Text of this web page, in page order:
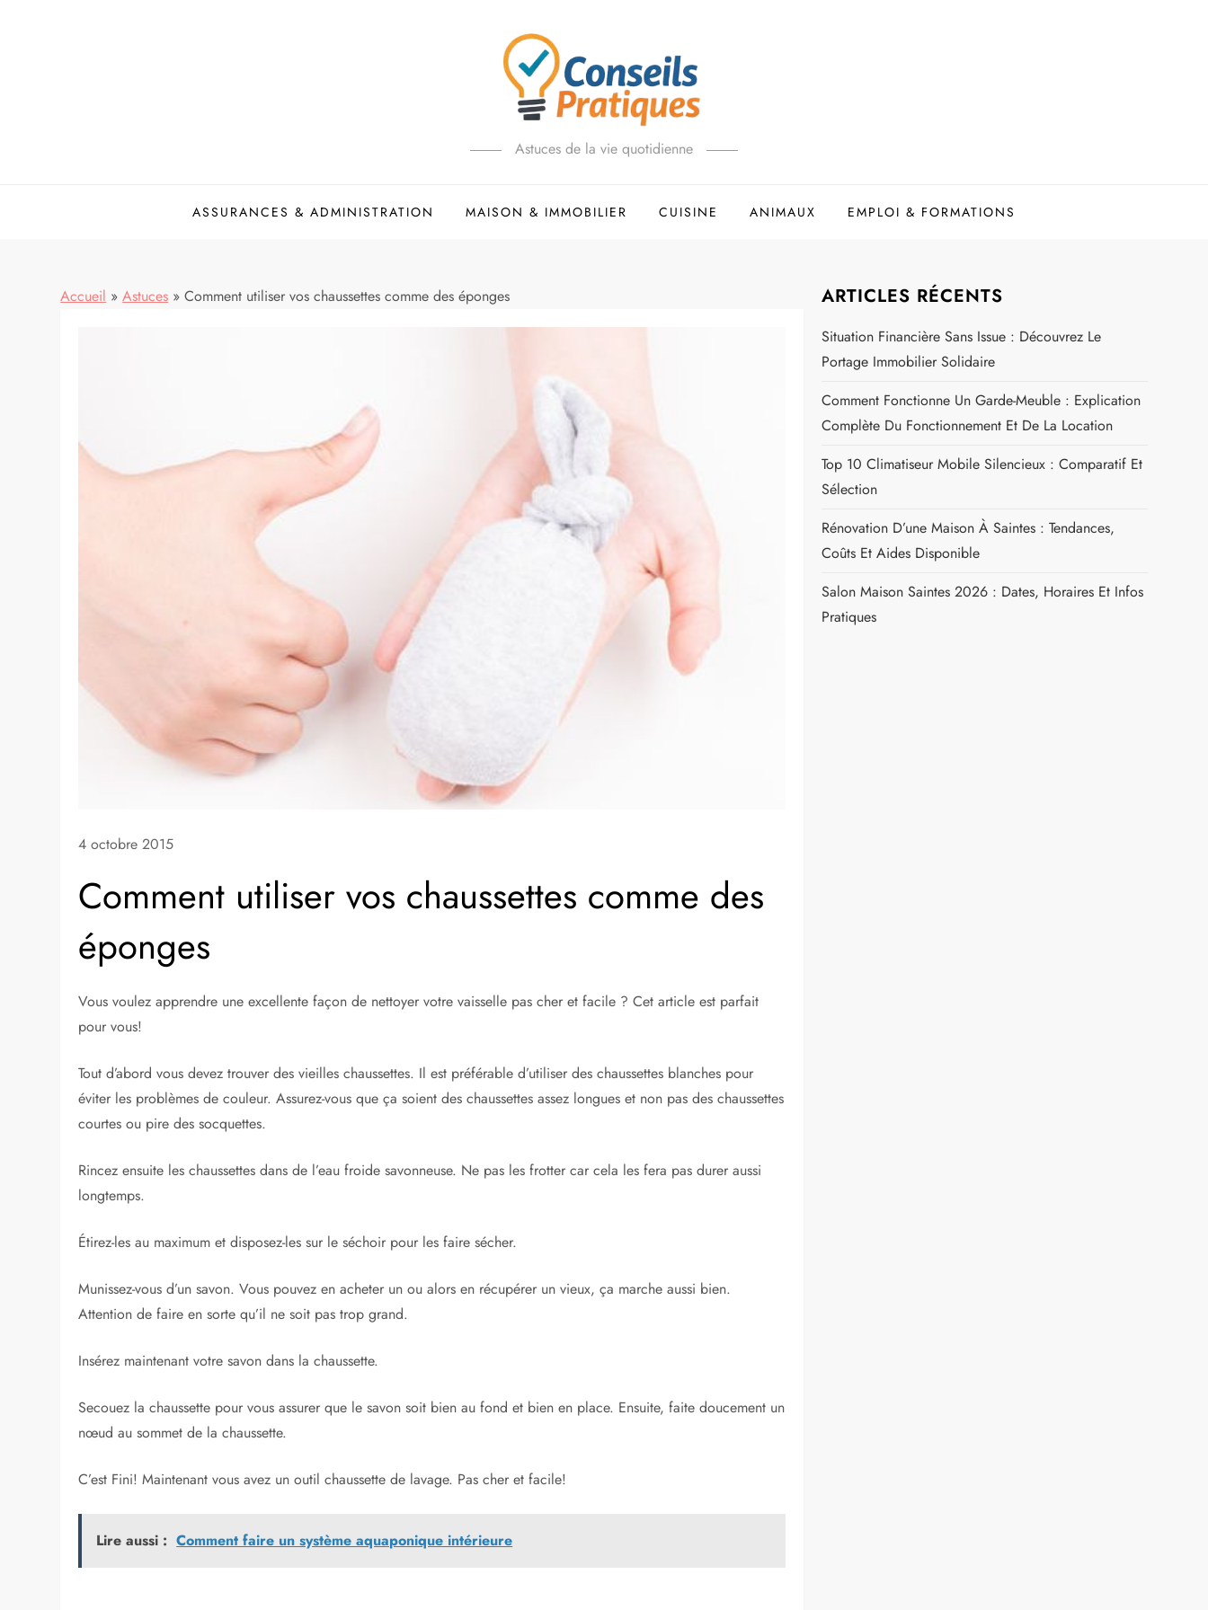
Astuces de la vie quotidienne
ASSURANCES & ADMINISTRATION MAISON & IMMOBILIER CUISINE ANIMAUX EMPLOI & FORMATIONS
Accueil »Astuces »Comment utiliser vos chaussettes comme des éponges
4 octobre 2015
Comment utiliser vos chaussettes comme des
éponges
Vous voulez apprendre une excellente façon de nettoyer votre vaisselle pas cher et facile ? Cet article est parfait
pour vous!
Tout d’abord vous devez trouver des vieilles chaussettes. Il est préférable d’utiliser des chaussettes blanches pour
éviter les problèmes de couleur. Assurez-vous que ça soient des chaussettes assez longues et non pas des chaussettes
courtes ou pire des socquettes.
Rincez ensuite les chaussettes dans de l’eau froide savonneuse. Ne pas les frotter car cela les fera pas durer aussi
longtemps.
Étirez-les au maximum et disposez-les sur le séchoir pour les faire sécher.
Munissez-vous d’un savon. Vous pouvez en acheter un ou alors en récupérer un vieux, ça marche aussi bien.
Attention de faire en sorte qu’il ne soit pas trop grand.
Insérez maintenant votre savon dans la chaussette.
Secouez la chaussette pour vous assurer que le savon soit bien au fond et bien en place. Ensuite, faite doucement un
nœud au sommet de la chaussette.
C’est Fini! Maintenant vous avez un outil chaussette de lavage. Pas cher et facile!
Lire aussi : Comment faire un système aquaponique intérieure
ARTICLES RÉCENTS
Situation Financière Sans Issue : Découvrez Le
Portage Immobilier Solidaire
Comment Fonctionne Un Garde-Meuble : Explication
Complète Du Fonctionnement Et De La Location
Top 10 Climatiseur Mobile Silencieux : Comparatif Et
Sélection
Rénovation D’une Maison À Saintes : Tendances,
Coûts Et Aides Disponible
Salon Maison Saintes 2026 : Dates, Horaires Et Infos
Pratiques